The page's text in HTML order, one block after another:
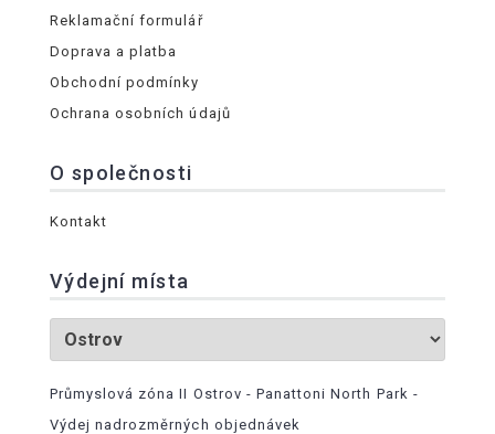
Reklamační formulář
Doprava a platba
Obchodní podmínky
Ochrana osobních údajů
O společnosti
Kontakt
Výdejní místa
Průmyslová zóna II Ostrov - Panattoni North Park -
Výdej nadrozměrných objednávek